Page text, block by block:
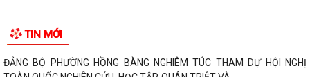
TIN MỚI
KẾT CÔNG TÁC HỘI 6 THÁNG ĐẦU NĂM 2026
ĐẢNG BỘ PHƯỜNG HỒNG BÀNG NGHIÊM TÚC THAM DỰ HỘI NGHỊ